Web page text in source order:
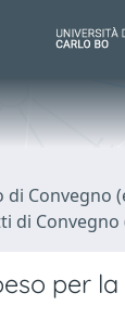
Convegno
di Convegno
per